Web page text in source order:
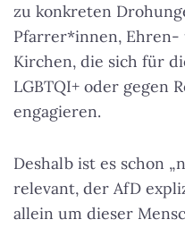
zu konkreten
Pfarrer*innen,
Kirchen, die sich für
LGBTQI+ oder gegen
engagieren.
Deshalb ist es schon
relevant, der AfD
allein um dieser